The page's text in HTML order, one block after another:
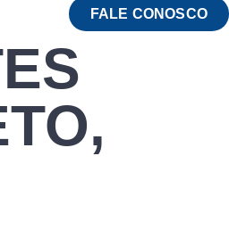
FALE CONOSCO